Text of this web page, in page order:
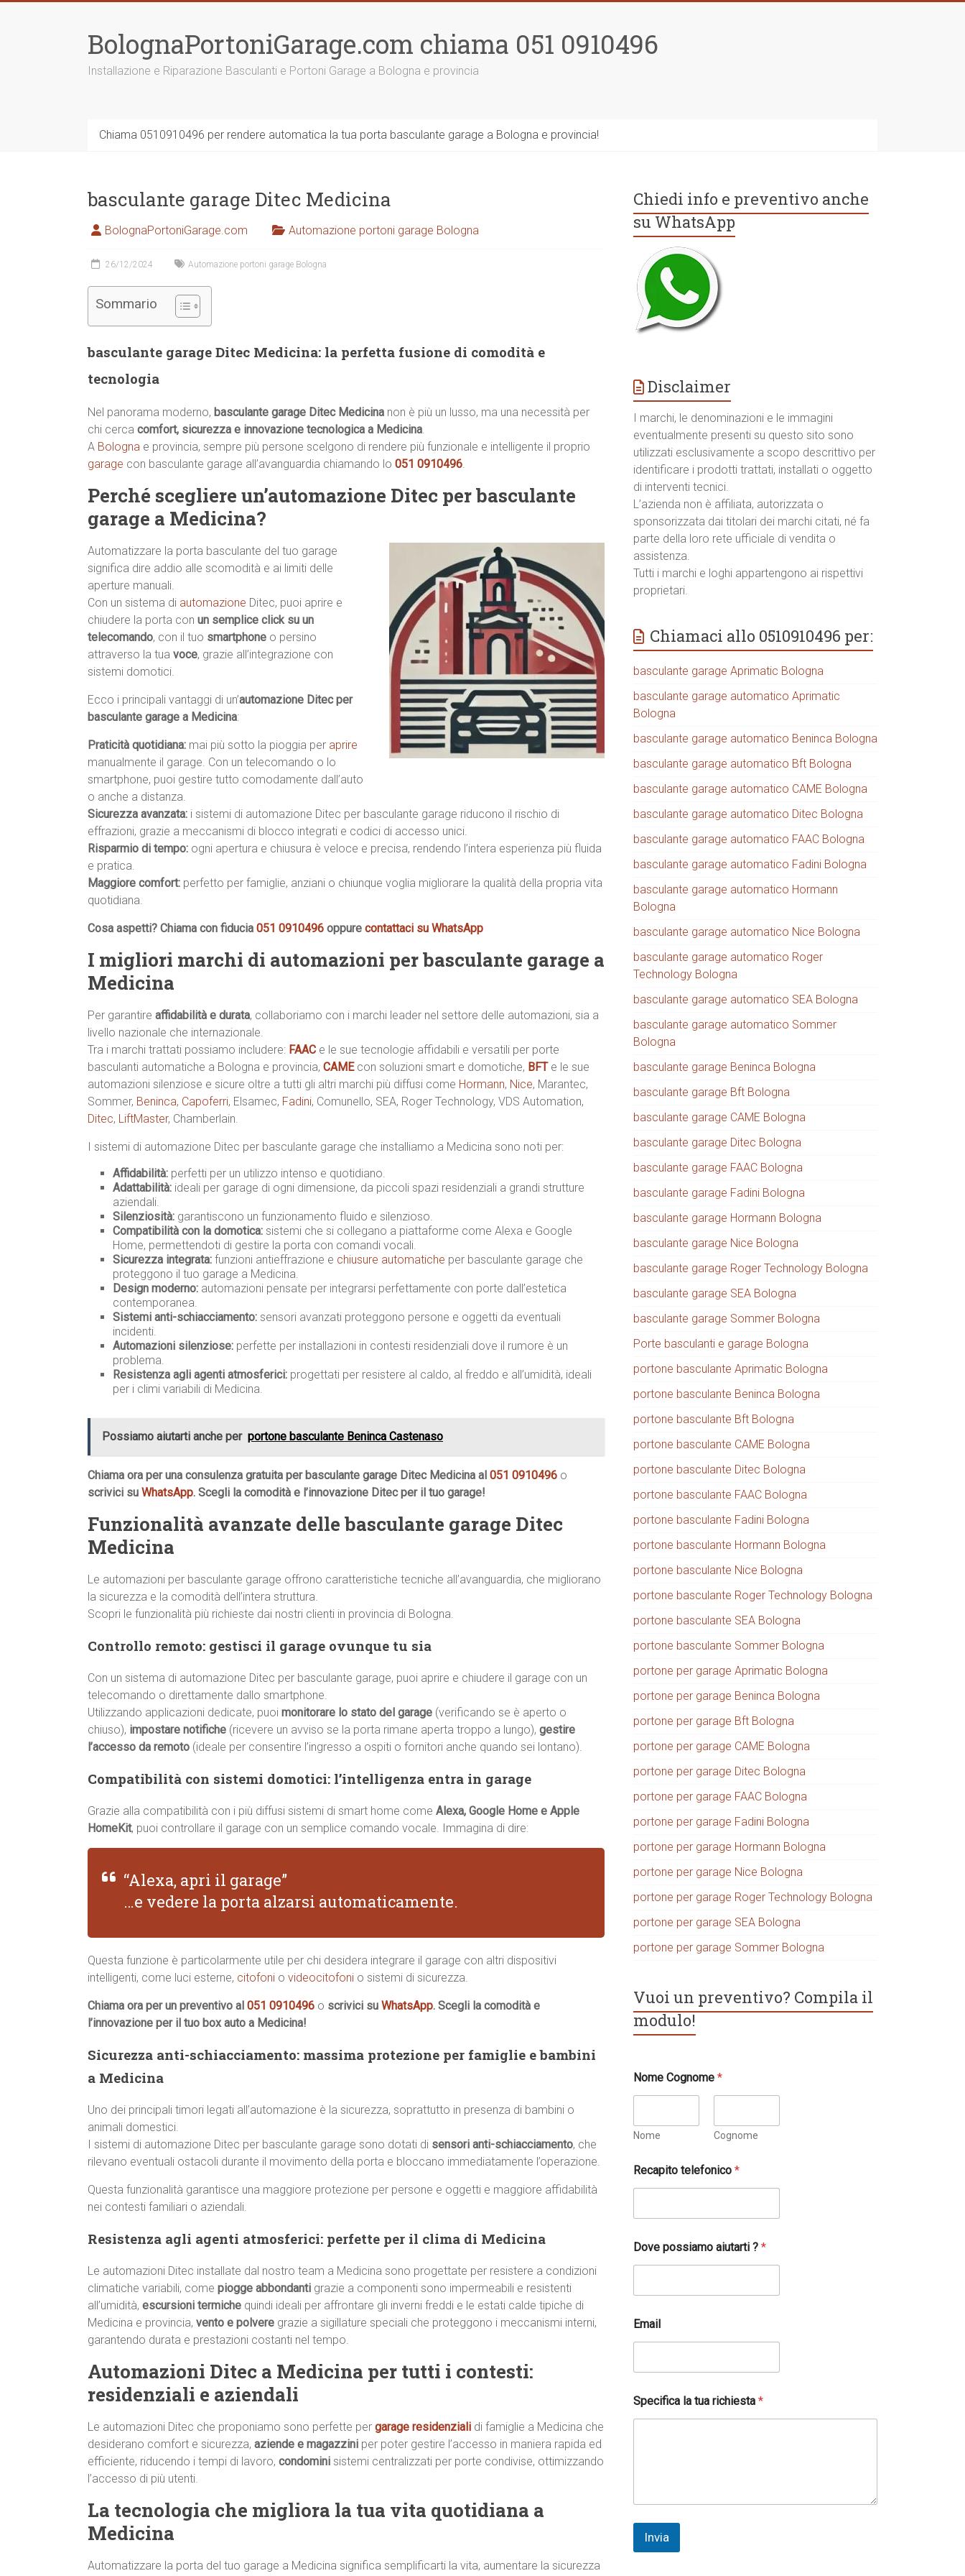
BolognaPortoniGarage.com chiama 051 0910496
Installazione e Riparazione Basculanti e Portoni Garage a Bologna e provincia
Chiama 0510910496 per rendere automatica la tua porta basculante garage a Bologna e provincia!
basculante garage Ditec Medicina
BolognaPortoniGarage.com Automazione portoni garage Bologna
26/12/2024 Automazione portoni garage Bologna
Sommario
basculante garage Ditec Medicina: la perfetta fusione di comodità e
tecnologia
Nel panorama moderno, basculante garage Ditec Medicina non è più un lusso, ma una necessità per
chi cerca comfort, sicurezza e innovazione tecnologica a Medicina.
A Bologna e provincia, sempre più persone scelgono di rendere più funzionale e intelligente il proprio
garage con basculante garage all’avanguardia chiamando lo 051 0910496.
Perché scegliere un’automazione Ditec per basculante
garage a Medicina?
Automatizzare la porta basculante del tuo garage
significa dire addio alle scomodità e ai limiti delle
aperture manuali.
Con un sistema di automazione Ditec, puoi aprire e
chiudere la porta con un semplice click su un
telecomando, con il tuo smartphone o persino
attraverso la tua voce, grazie all’integrazione con
sistemi domotici.
Ecco i principali vantaggi di un’automazione Ditec per
basculante garage a Medicina:
Praticità quotidiana: mai più sotto la pioggia per aprire
manualmente il garage. Con un telecomando o lo
smartphone, puoi gestire tutto comodamente dall’auto
o anche a distanza.
Sicurezza avanzata: i sistemi di automazione Ditec per basculante garage riducono il rischio di
effrazioni, grazie a meccanismi di blocco integrati e codici di accesso unici.
Risparmio di tempo: ogni apertura e chiusura è veloce e precisa, rendendo l’intera esperienza più fluida
e pratica.
Maggiore comfort: perfetto per famiglie, anziani o chiunque voglia migliorare la qualità della propria vita
quotidiana.
Cosa aspetti? Chiama con fiducia 051 0910496 oppure contattaci su WhatsApp
I migliori marchi di automazioni per basculante garage a
Medicina
Per garantire affidabilità e durata, collaboriamo con i marchi leader nel settore delle automazioni, sia a
livello nazionale che internazionale.
Tra i marchi trattati possiamo includere: FAAC e le sue tecnologie affidabili e versatili per porte
basculanti automatiche a Bologna e provincia, CAME con soluzioni smart e domotiche, BFT e le sue
automazioni silenziose e sicure oltre a tutti gli altri marchi più diffusi come Hormann, Nice, Marantec,
Sommer, Beninca, Capoferri, Elsamec, Fadini, Comunello, SEA, Roger Technology, VDS Automation,
Ditec, LiftMaster, Chamberlain.
I sistemi di automazione Ditec per basculante garage che installiamo a Medicina sono noti per:
Affidabilità: perfetti per un utilizzo intenso e quotidiano.
Adattabilità: ideali per garage di ogni dimensione, da piccoli spazi residenziali a grandi strutture
aziendali.
Silenziosità: garantiscono un funzionamento fluido e silenzioso.
Compatibilità con la domotica: sistemi che si collegano a piattaforme come Alexa e Google
Home, permettendoti di gestire la porta con comandi vocali.
Sicurezza integrata: funzioni antieffrazione e chiusure automatiche per basculante garage che
proteggono il tuo garage a Medicina.
Design moderno: automazioni pensate per integrarsi perfettamente con porte dall’estetica
contemporanea.
Sistemi anti-schiacciamento: sensori avanzati proteggono persone e oggetti da eventuali
incidenti.
Automazioni silenziose: perfette per installazioni in contesti residenziali dove il rumore è un
problema.
Resistenza agli agenti atmosferici: progettati per resistere al caldo, al freddo e all’umidità, ideali
per i climi variabili di Medicina.
Possiamo aiutarti anche per portone basculante Beninca Castenaso
Chiama ora per una consulenza gratuita per basculante garage Ditec Medicina al 051 0910496 o
scrivici su WhatsApp. Scegli la comodità e l’innovazione Ditec per il tuo garage!
Funzionalità avanzate delle basculante garage Ditec
Medicina
Le automazioni per basculante garage offrono caratteristiche tecniche all’avanguardia, che migliorano
la sicurezza e la comodità dell’intera struttura.
Scopri le funzionalità più richieste dai nostri clienti in provincia di Bologna.
Controllo remoto: gestisci il garage ovunque tu sia
Con un sistema di automazione Ditec per basculante garage, puoi aprire e chiudere il garage con un
telecomando o direttamente dallo smartphone.
Utilizzando applicazioni dedicate, puoi monitorare lo stato del garage (verificando se è aperto o
chiuso), impostare notifiche (ricevere un avviso se la porta rimane aperta troppo a lungo), gestire
l’accesso da remoto (ideale per consentire l’ingresso a ospiti o fornitori anche quando sei lontano).
Compatibilità con sistemi domotici: l’intelligenza entra in garage
Grazie alla compatibilità con i più diffusi sistemi di smart home come Alexa, Google Home e Apple
HomeKit, puoi controllare il garage con un semplice comando vocale. Immagina di dire:
“Alexa, apri il garage”
…e vedere la porta alzarsi automaticamente.
Questa funzione è particolarmente utile per chi desidera integrare il garage con altri dispositivi
intelligenti, come luci esterne, citofoni o videocitofoni o sistemi di sicurezza.
Chiama ora per un preventivo al 051 0910496 o scrivici su WhatsApp. Scegli la comodità e
l’innovazione per il tuo box auto a Medicina!
Sicurezza anti-schiacciamento: massima protezione per famiglie e bambini
a Medicina
Uno dei principali timori legati all’automazione è la sicurezza, soprattutto in presenza di bambini o
animali domestici.
I sistemi di automazione Ditec per basculante garage sono dotati di sensori anti-schiacciamento, che
rilevano eventuali ostacoli durante il movimento della porta e bloccano immediatamente l’operazione.
Questa funzionalità garantisce una maggiore protezione per persone e oggetti e maggiore affidabilità
nei contesti familiari o aziendali.
Resistenza agli agenti atmosferici: perfette per il clima di Medicina
Le automazioni Ditec installate dal nostro team a Medicina sono progettate per resistere a condizioni
climatiche variabili, come piogge abbondanti grazie a componenti sono impermeabili e resistenti
all’umidità, escursioni termiche quindi ideali per affrontare gli inverni freddi e le estati calde tipiche di
Medicina e provincia, vento e polvere grazie a sigillature speciali che proteggono i meccanismi interni,
garantendo durata e prestazioni costanti nel tempo.
Automazioni Ditec a Medicina per tutti i contesti:
residenziali e aziendali
Le automazioni Ditec che proponiamo sono perfette per garage residenziali di famiglie a Medicina che
desiderano comfort e sicurezza, aziende e magazzini per poter gestire l’accesso in maniera rapida ed
efficiente, riducendo i tempi di lavoro, condomini sistemi centralizzati per porte condivise, ottimizzando
l’accesso di più utenti.
La tecnologia che migliora la tua vita quotidiana a
Medicina
Automatizzare la porta del tuo garage a Medicina significa semplificarti la vita, aumentare la sicurezza
Chiedi info e preventivo anche
su WhatsApp
Disclaimer
I marchi, le denominazioni e le immagini
eventualmente presenti su questo sito sono
utilizzati esclusivamente a scopo descrittivo per
identificare i prodotti trattati, installati o oggetto
di interventi tecnici.
L’azienda non è affiliata, autorizzata o
sponsorizzata dai titolari dei marchi citati, né fa
parte della loro rete ufficiale di vendita o
assistenza.
Tutti i marchi e loghi appartengono ai rispettivi
proprietari.
Chiamaci allo 0510910496 per:
basculante garage Aprimatic Bologna
basculante garage automatico Aprimatic
Bologna
basculante garage automatico Beninca Bologna
basculante garage automatico Bft Bologna
basculante garage automatico CAME Bologna
basculante garage automatico Ditec Bologna
basculante garage automatico FAAC Bologna
basculante garage automatico Fadini Bologna
basculante garage automatico Hormann
Bologna
basculante garage automatico Nice Bologna
basculante garage automatico Roger
Technology Bologna
basculante garage automatico SEA Bologna
basculante garage automatico Sommer
Bologna
basculante garage Beninca Bologna
basculante garage Bft Bologna
basculante garage CAME Bologna
basculante garage Ditec Bologna
basculante garage FAAC Bologna
basculante garage Fadini Bologna
basculante garage Hormann Bologna
basculante garage Nice Bologna
basculante garage Roger Technology Bologna
basculante garage SEA Bologna
basculante garage Sommer Bologna
Porte basculanti e garage Bologna
portone basculante Aprimatic Bologna
portone basculante Beninca Bologna
portone basculante Bft Bologna
portone basculante CAME Bologna
portone basculante Ditec Bologna
portone basculante FAAC Bologna
portone basculante Fadini Bologna
portone basculante Hormann Bologna
portone basculante Nice Bologna
portone basculante Roger Technology Bologna
portone basculante SEA Bologna
portone basculante Sommer Bologna
portone per garage Aprimatic Bologna
portone per garage Beninca Bologna
portone per garage Bft Bologna
portone per garage CAME Bologna
portone per garage Ditec Bologna
portone per garage FAAC Bologna
portone per garage Fadini Bologna
portone per garage Hormann Bologna
portone per garage Nice Bologna
portone per garage Roger Technology Bologna
portone per garage SEA Bologna
portone per garage Sommer Bologna
Vuoi un preventivo? Compila il
modulo!
u
a
*
Nome Cognome*
Nome Cognome
Recapito telefonico*
Dove possiamo aiutarti ?*
Email
Specifica la tua richiesta*
Invia